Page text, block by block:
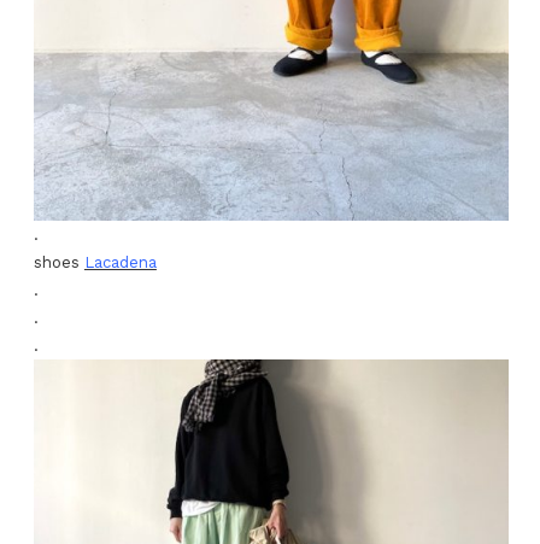
.
shoes Lacadena
.
.
.